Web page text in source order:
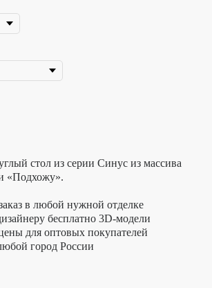
стол из серии Синус из массива
«Подхожу».
в любой нужной отделке
бесплатно 3D-модели
для оптовых покупателей
город России
с картой ХАЛВА и
при оформлении
в нашем